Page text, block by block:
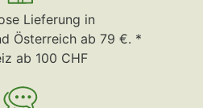
Lieferung in
Österreich ab 79 €. *
ab 100 CHF